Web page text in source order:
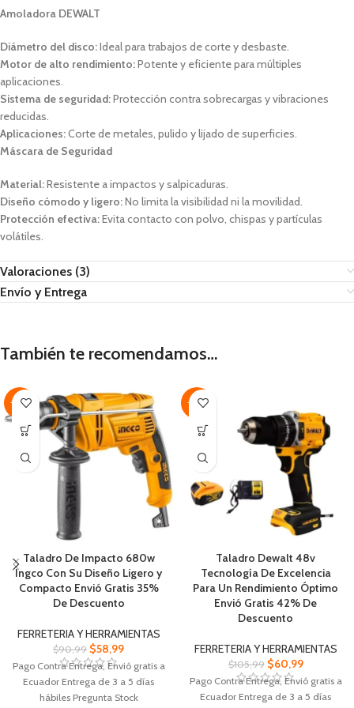
Amoladora DEWALT
Diámetro del disco:Ideal para trabajos de corte y desbaste.
Motor de alto rendimiento:Potente y eficiente para múltiples
aplicaciones.
Sistema de seguridad:Protección contra sobrecargas y vibraciones
reducidas.
Aplicaciones:Corte de metales, pulido y lijado de superficies.
Máscara de Seguridad
Material:Resistente a impactos y salpicaduras.
Diseño cómodo y ligero:No limita la visibilidad ni la movilidad.
Protección efectiva:Evita contacto con polvo, chispas y partículas
volátiles.
Valoraciones (3)
Envío y Entrega
También te recomendamos…
-35%
Taladro De Impacto 680w
Ingco Con Su Diseño Ligero y
Compacto Envió Gratis 35%
De Descuento
FERRETERIA Y HERRAMIENTAS
$90,99 $58,99
Pago Contra Entrega, Envió gratis a
Ecuador Entrega de 3 a 5 días
hábiles Pregunta Stock
-42%
Taladro Dewalt 48v
Tecnología De Excelencia
Para Un Rendimiento Óptimo
Envió Gratis 42% De
Descuento
FERRETERIA Y HERRAMIENTAS
$105,99 $60,99
Pago Contra Entrega, Envió gratis a
Ecuador Entrega de 3 a 5 días